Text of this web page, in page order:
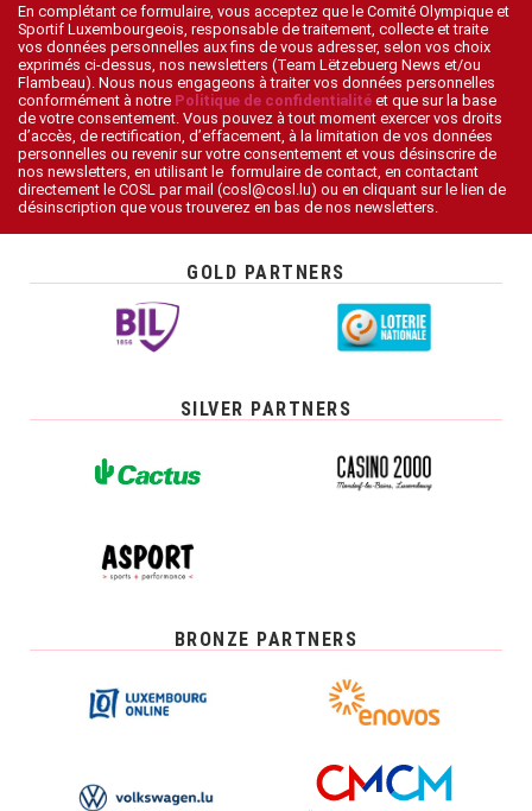
En complétant ce formulaire, vous acceptez que le Comité Olympique et
Sportif Luxembourgeois, responsable de traitement, collecte et traite
vos données personnelles aux fins de vous adresser, selon vos choix
exprimés ci-dessus, nos newsletters (Team Lëtzebuerg News et/ou
Flambeau). Nous nous engageons à traiter vos données personnelles
conformément à notre Politique de confidentialité et que sur la base
de votre consentement. Vous pouvez à tout moment exercer vos droits
d’accès, de rectification, d’effacement, à la limitation de vos données
personnelles ou revenir sur votre consentement et vous désinscrire de
nos newsletters, en utilisant le formulaire de contact, en contactant
directement le COSL par mail (cosl@cosl.lu) ou en cliquant sur le lien de
désinscription que vous trouverez en bas de nos newsletters.
GOLD PARTNERS
SILVER PARTNERS
BRONZE PARTNERS